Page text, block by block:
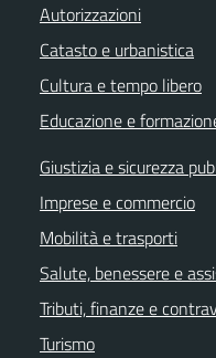
Autorizzazioni
Catasto e urbanistica
Cultura e tempo libero
Educazione e
Giustizia e sicurezza
Imprese e commercio
Mobilità e trasporti
Salute, benessere e
Tributi, finanze e
Turismo